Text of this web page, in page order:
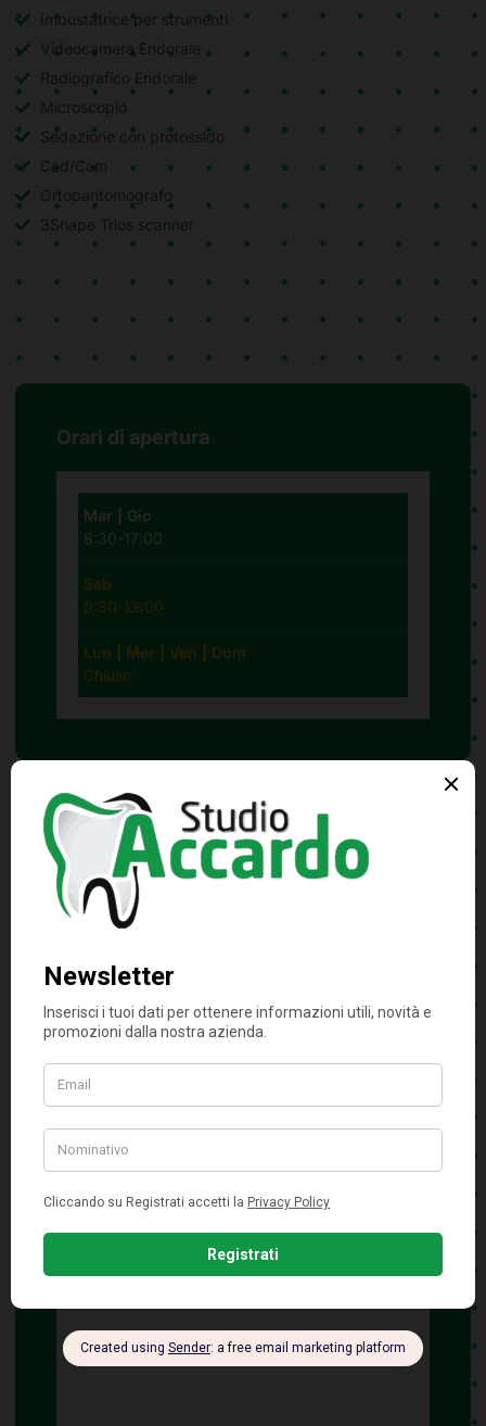
Imbustatrice per strumenti
Videocamera Endorale
Radiografico Endorale
Microscopio
Sedazione con protossido
Cad/Cam
Ortopantomografo
3Shape Trios scanner
Orari di apertura
Mar | Gio
8:30-17:00
Sab
9:30-13:00
Lun | Mer | Ven | Dom
Chiuso
Prenota un appuntamento
Prenota una visita
Seleziona